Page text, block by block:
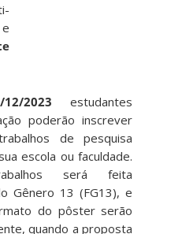
2023 estudantes
poderão inscrever
de pesquisa
escola ou faculdade.
será feita
Gênero 13 (FG13), e
do pôster serão
quando a proposta